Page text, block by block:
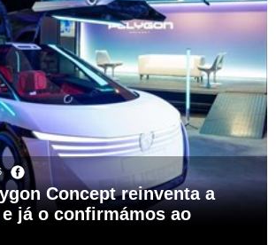
Concept reinventa a
já o confirmámos ao